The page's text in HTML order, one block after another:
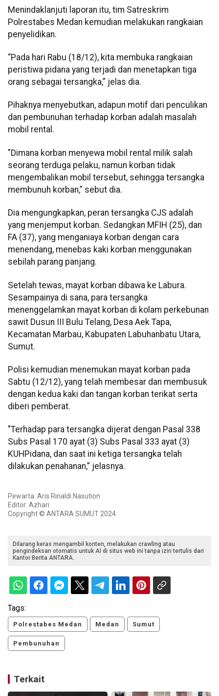
Menindaklanjuti laporan itu, tim Satreskrim
Polrestabes Medan kemudian melakukan rangkaian
penyelidikan.
“Pada hari Rabu (18/12), kita membuka rangkaian
peristiwa pidana yang terjadi dan menetapkan tiga
orang sebagai tersangka,” jelas dia.
Pihaknya menyebutkan, adapun motif dari penculikan
dan pembunuhan terhadap korban adalah masalah
mobil rental.
"Dimana korban menyewa mobil rental milik salah
seorang terduga pelaku, namun korban tidak
mengembalikan mobil tersebut, sehingga tersangka
membunuh korban,” sebut dia.
Dia mengungkapkan, peran tersangka CJS adalah
yang menjemput korban. Sedangkan MFIH (25), dan
FA (37), yang menganiaya korban dengan cara
menendang, menebas kaki korban menggunakan
sebilah parang panjang.
Setelah tewas, mayat korban dibawa ke Labura.
Sesampainya di sana, para tersangka
menenggelamkan mayat korban di kolam perkebunan
sawit Dusun III Bulu Telang, Desa Aek Tapa,
Kecamatan Marbau, Kabupaten Labuhanbatu Utara,
Sumut.
Polisi kemudian menemukan mayat korban pada
Sabtu (12/12), yang telah membesar dan membusuk
dengan kedua kaki dan tangan korban terikat serta
diberi pemberat.
"Terhadap para tersangka dijerat dengan Pasal 338
Subs Pasal 170 ayat (3) Subs Pasal 333 ayat (3)
KUHPidana, dan saat ini ketiga tersangka telah
dilakukan penahanan,” jelasnya.
Pewarta: Aris Rinaldi Nasution
Editor: Azhari
Copyright © ANTARA SUMUT 2024
Dilarang keras mengambil konten, melakukan crawling atau
pengindeksan otomatis untuk AI di situs web ini tanpa izin tertulis dari
Kantor Berita ANTARA.
Tags:
Polrestabes Medan Medan Sumut
Pembunuhan
Terkait